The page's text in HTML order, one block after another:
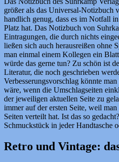
größer als das Universal-Notizbuch
handlich genug, dass es im Notfall
Platz hat. Das Notizbuch von
Eintragungen, die durch nichts
ließen sich auch herausreißen ohne
man einmal einem Kollegen ein
würde das gerne tun? Zu schön ist
Literatur, die noch geschrieben
Verbesserungsvorschlag könnte
wäre, wenn die Umschlagseiten
der jeweiligen aktuellen Seite zu
immer auf der ersten Seite, weil
Seiten verteilt hat. Ist das so
Schmuckstück in jeder Handtasche
Retro und Vintage: